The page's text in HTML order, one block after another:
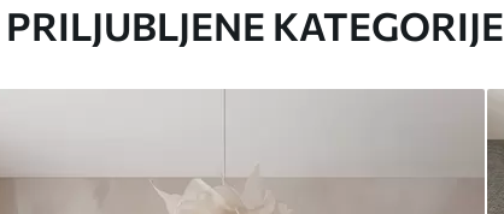
PRILJUBLJENE KATEGORIJE